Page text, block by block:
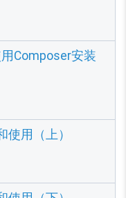
Composer安装
使用（上）